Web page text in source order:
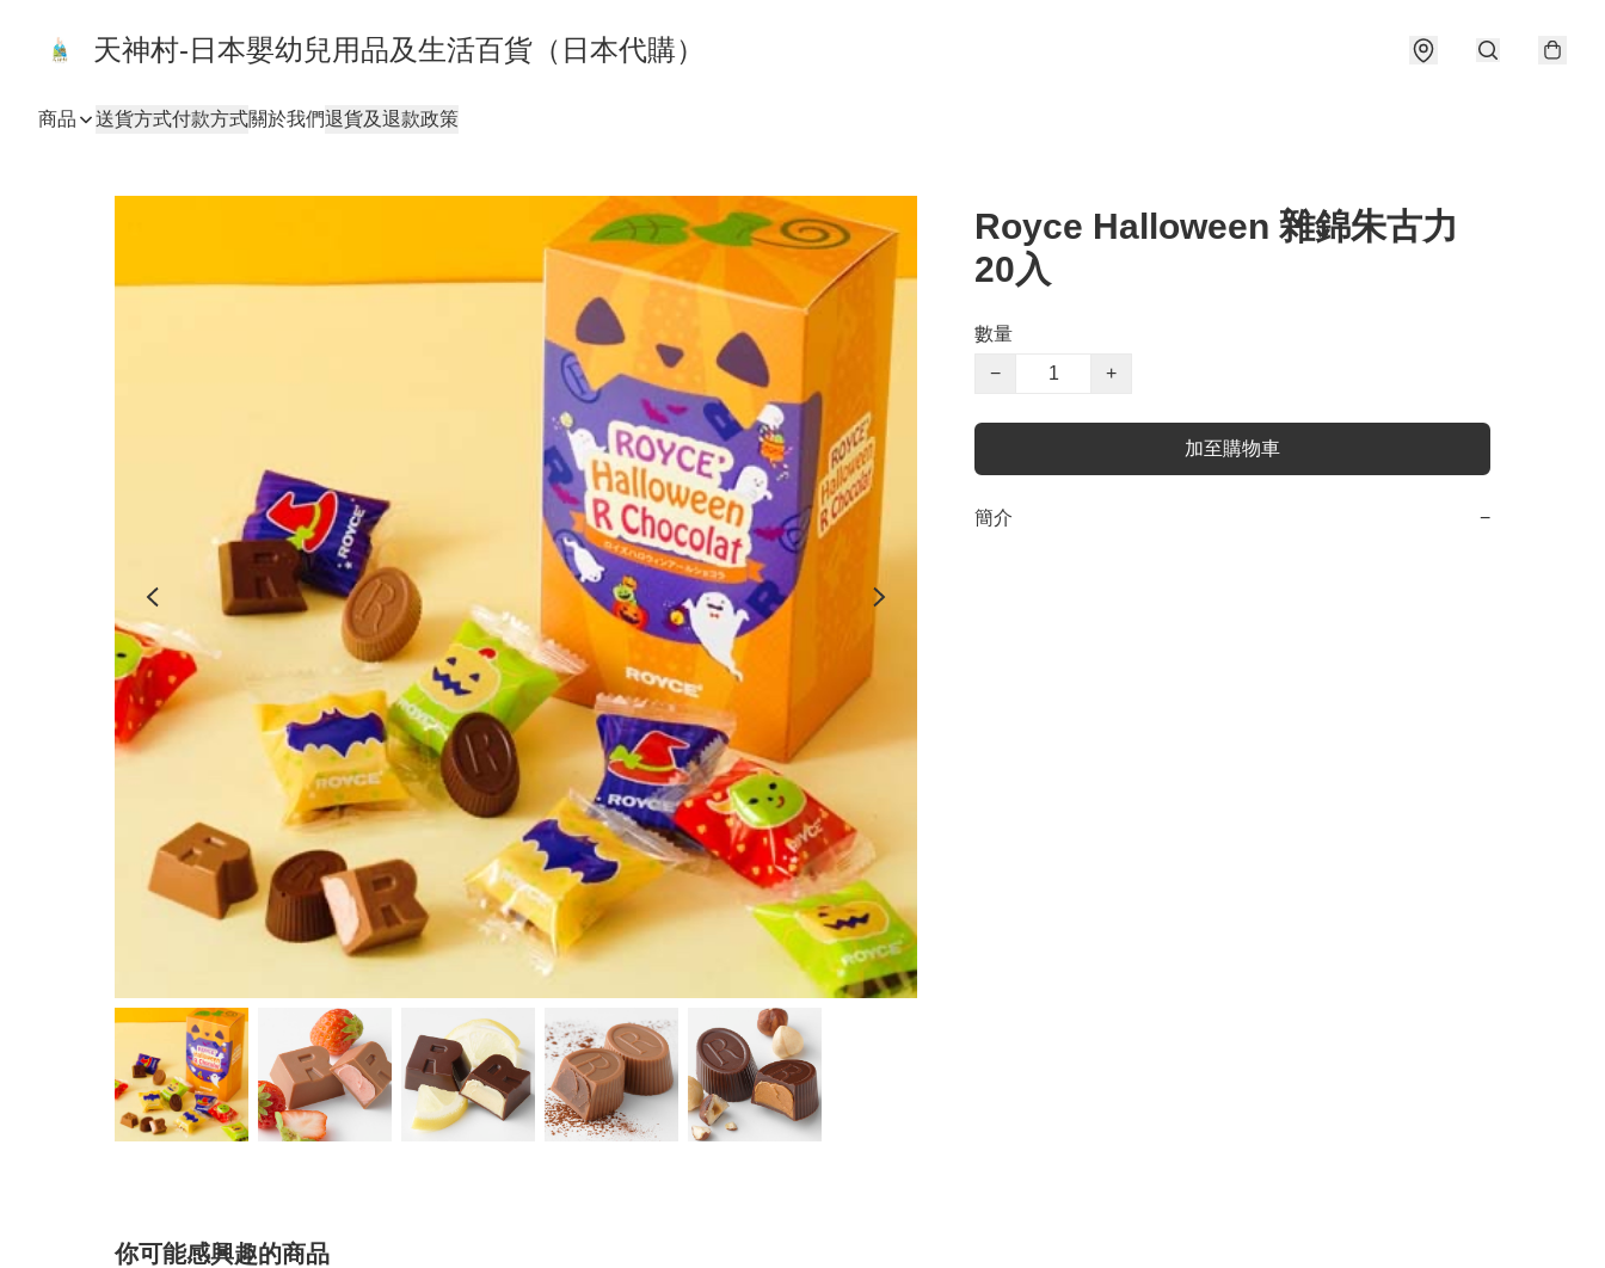
天神村-日本嬰幼兒用品及生活百貨（日本代購）
商品 送貨方式付款方式關於我們退貨及退款政策
Royce Halloween 雜錦朱古力
20入
數量
−
+
加至購物車
簡介 −
你可能感興趣的商品